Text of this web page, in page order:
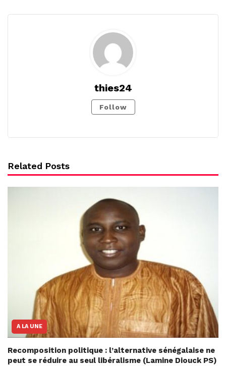
thies24
Follow
Related Posts
A LA UNE
Recomposition politique : l’alternative sénégalaise ne
peut se réduire au seul libéralisme (Lamine Diouck PS)